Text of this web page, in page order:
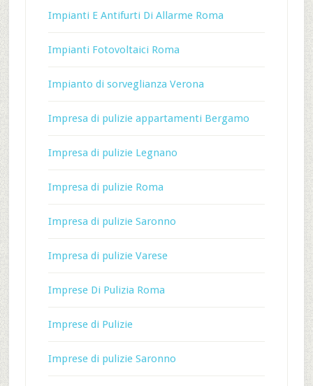
Impianti E Antifurti Di Allarme Roma
Impianti Fotovoltaici Roma
Impianto di sorveglianza Verona
Impresa di pulizie appartamenti Bergamo
Impresa di pulizie Legnano
Impresa di pulizie Roma
Impresa di pulizie Saronno
Impresa di pulizie Varese
Imprese Di Pulizia Roma
Imprese di Pulizie
Imprese di pulizie Saronno